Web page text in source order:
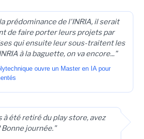
prédominance de l'INRIA, il serait
de faire porter leurs projets par
qui ensuite leur sous-traitent les
à la baguette, on va encore..."
ouvre un Master en IA pour
à été retiré du play store, avez
journée."